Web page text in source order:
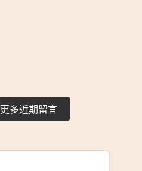
更多近期留言